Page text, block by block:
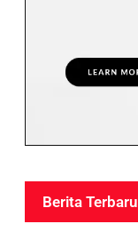
Berita Terbaru